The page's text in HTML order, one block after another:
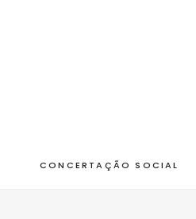
CONCERTAÇÃO SOCIAL